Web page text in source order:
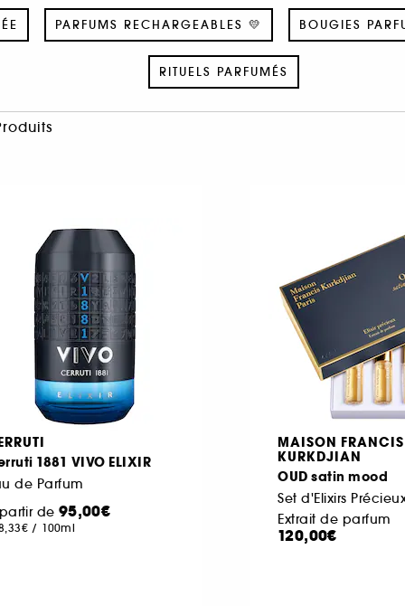
PARFUMS RECHARGEABLES 💛 BOUGIES
RITUELS PARFUMÉS
1881 VIVO ELIXIR
de Parfum
de 95,00€
/ 100ml
MAISON FRANCIS
KURKDJIAN
OUD satin mood
Set d'Elixirs
Extrait de parfum
120,00€